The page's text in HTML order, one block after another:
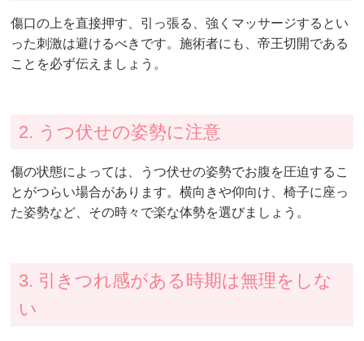
傷口の上を直接押す、引っ張る、強くマッサージするとい
った刺激は避けるべきです。施術者にも、帝王切開である
ことを必ず伝えましょう。
2. うつ伏せの姿勢に注意
傷の状態によっては、うつ伏せの姿勢でお腹を圧迫するこ
とがつらい場合があります。横向きや仰向け、椅子に座っ
た姿勢など、その時々で楽な体勢を選びましょう。
3. 引きつれ感がある時期は無理をしな
い